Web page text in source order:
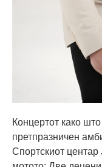
Концертот како
претпразничен
Спортскиот